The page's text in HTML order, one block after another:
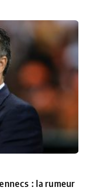
: la rumeur